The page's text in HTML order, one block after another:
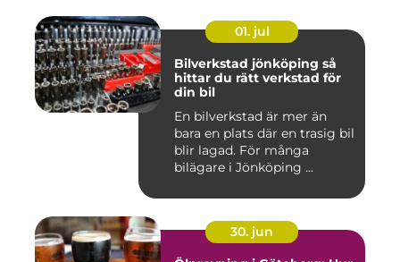
01. jul
Bilverkstad jönköping så
hittar du rätt verkstad för
din bil
En bilverkstad är mer än
bara en plats där en trasig bil
blir lagad. För många
bilägare i Jönköping ...
30. jun